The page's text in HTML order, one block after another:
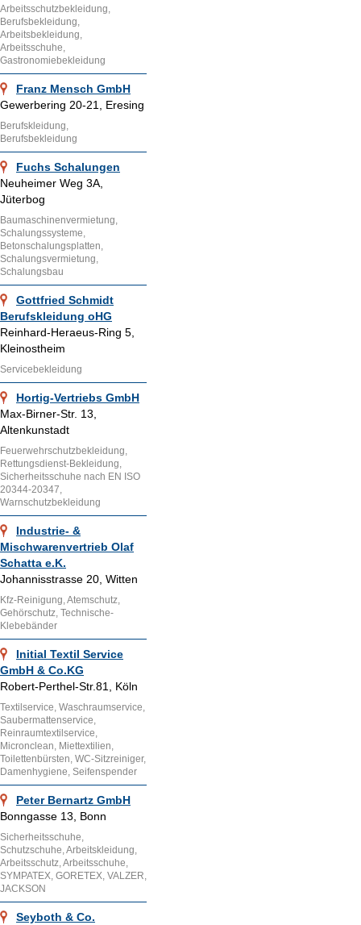
Arbeitsschutzbekleidung,
Berufsbekleidung,
Arbeitsbekleidung,
Arbeitsschuhe,
Gastronomiebekleidung
Franz Mensch GmbH
Gewerbering 20-21, Eresing
Berufskleidung,
Berufsbekleidung
Fuchs Schalungen
Neuheimer Weg 3A,
Jüterbog
Baumaschinenvermietung,
Schalungssysteme,
Betonschalungsplatten,
Schalungsvermietung,
Schalungsbau
Gottfried Schmidt
Berufskleidung oHG
Reinhard-Heraeus-Ring 5,
Kleinostheim
Servicebekleidung
Hortig-Vertriebs GmbH
Max-Birner-Str. 13,
Altenkunstadt
Feuerwehrschutzbekleidung,
Rettungsdienst-Bekleidung,
Sicherheitsschuhe nach EN ISO
20344-20347,
Warnschutzbekleidung
Industrie- &
Mischwarenvertrieb Olaf
Schatta e.K.
Johannisstrasse 20, Witten
Kfz-Reinigung, Atemschutz,
Gehörschutz, Technische-
Klebebänder
Initial Textil Service
GmbH & Co.KG
Robert-Perthel-Str.81, Köln
Textilservice, Waschraumservice,
Saubermattenservice,
Reinraumtextilservice,
Micronclean, Miettextilien,
Toilettenbürsten, WC-Sitzreiniger,
Damenhygiene, Seifenspender
Peter Bernartz GmbH
Bonngasse 13, Bonn
Sicherheitsschuhe,
Schutzschuhe, Arbeitskleidung,
Arbeitsschutz, Arbeitsschuhe,
SYMPATEX, GORETEX, VALZER,
JACKSON
Seyboth & Co.